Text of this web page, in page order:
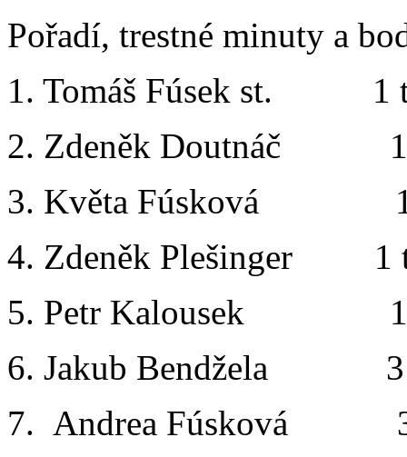
Pořadí, trestné minuty a
1. Tomáš Fúsek st.
2. Zdeněk Doutnáč
3. Květa Fúsková
4. Zdeněk Plešinger
5. Petr Kalousek
6. Jakub Bendžela
7. Andrea